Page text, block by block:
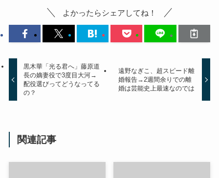
よかったらシェアしてね！
黒木華「光る君へ」藤原道
長の嫡妻役で3度目大河→
配役選びってどうなってる
の？
遠野なぎこ、超スピード離
婚報告→2週間余りでの離
婚は芸能史上最速なのでは
関連記事